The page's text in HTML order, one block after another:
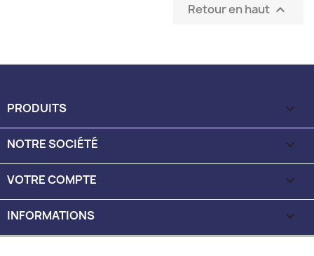
Retour en haut 
PRODUITS 
NOTRE SOCIÉTÉ 
VOTRE COMPTE 
INFORMATIONS keyboard_arrow_down